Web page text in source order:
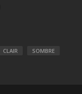
CLAIR SOMBRE